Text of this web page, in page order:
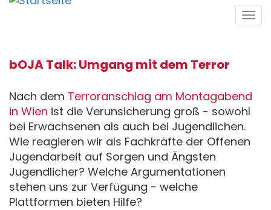
Direkt
bOJA Talk: Umgang mit dem Terror
Nach dem Terroranschlag am Montagabend
in Wien ist die Verunsicherung groß - sowohl
bei Erwachsenen als auch bei Jugendlichen.
Wie reagieren wir als Fachkräfte der Offenen
Jugendarbeit auf Sorgen und Ängsten
Jugendlicher? Welche Argumentationen
stehen uns zur Verfügung - welche
Plattformen bieten Hilfe?